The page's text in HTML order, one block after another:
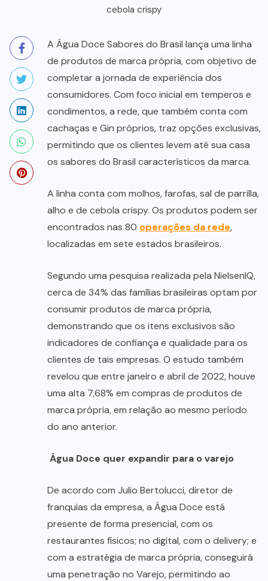
cebola crispy
A Água Doce Sabores do Brasil lança uma linha
de produtos de marca própria, com objetivo de
completar a jornada de experiência dos
consumidores. Com foco inicial em temperos e
condimentos, a rede, que também conta com
cachaças e Gin próprios, traz opções exclusivas,
permitindo que os clientes levem até sua casa
os sabores do Brasil característicos da marca.
A linha conta com molhos, farofas, sal de parrilla,
alho e de cebola crispy. Os produtos podem ser
encontrados nas 80 operações da rede,
localizadas em sete estados brasileiros.
Segundo uma pesquisa realizada pela NielsenIQ,
cerca de 34% das famílias brasileiras optam por
consumir produtos de marca própria,
demonstrando que os itens exclusivos são
indicadores de confiança e qualidade para os
clientes de tais empresas. O estudo também
revelou que entre janeiro e abril de 2022, houve
uma alta 7,68% em compras de produtos de
marca própria, em relação ao mesmo período
do ano anterior.
Água Doce quer expandir para o varejo
De acordo com Julio Bertolucci, diretor de
franquias da empresa, a Água Doce está
presente de forma presencial, com os
restaurantes físicos; no digital, com o delivery; e
com a estratégia de marca própria, conseguirá
uma penetração no Varejo, permitindo ao